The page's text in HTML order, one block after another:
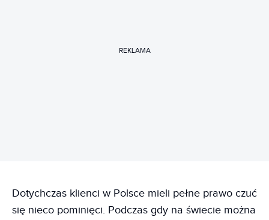
REKLAMA
Dotychczas klienci w Polsce mieli pełne prawo czuć
się nieco pominięci. Podczas gdy na świecie można